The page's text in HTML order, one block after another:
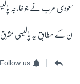
سعودی عرب نے جو خارجہ
ان کے مطابق یہ پالیسی
Follow us